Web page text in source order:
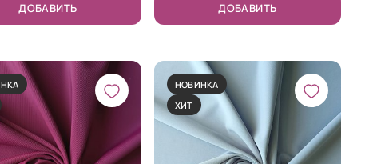
ДОБАВИТЬ ДОБАВИТЬ
НОВИНКА
ХИТ